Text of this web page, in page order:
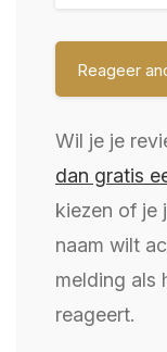
Wil je je
dan gratis
kiezen of je
naam wilt
melding als
reageert.